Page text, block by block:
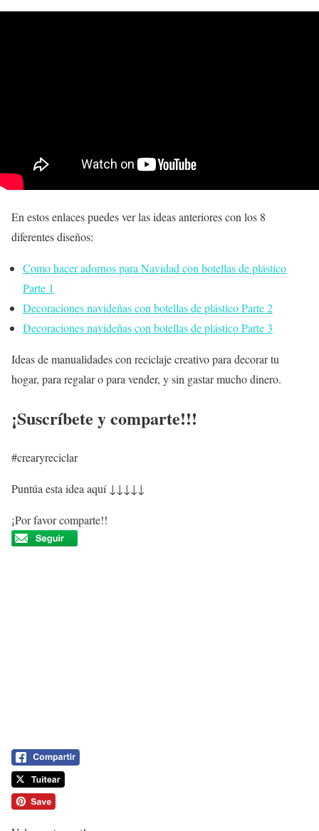
En estos enlaces puedes ver las ideas anteriores con los 8
diferentes diseños:
Como hacer adornos para Navidad con botellas de plástico
Parte 1
Decoraciones navideñas con botellas de plástico Parte 2
Decoraciones navideñas con botellas de plástico Parte 3
Ideas de manualidades con reciclaje creativo para decorar tu
hogar, para regalar o para vender, y sin gastar mucho dinero.
¡Suscríbete y comparte!!!
#crearyreciclar
Puntúa esta idea aquí ↓↓↓↓↓
¡Por favor comparte!!